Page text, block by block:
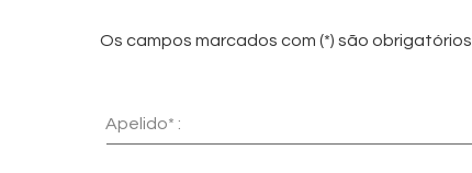
Os campos marcados com (*) são obrigatórios
Apelido* :